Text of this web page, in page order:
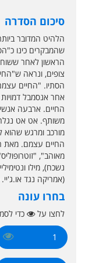
סיכום הסדרה
הלהיט המדובר
שהמבקרים כינו
צופים, ונראה
הסתיו. "החיים
אחר אנסמבל
החיים. ארבעה
משותף. אט אט
מורכב ומרגש
החיים עצמם. מאת
מאוהב",
נשכח), מילו
(אמריקה נגד
בחרו עונה
לחצו על כדי
1